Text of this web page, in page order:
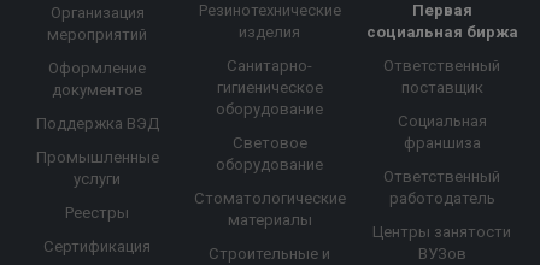
Организация
мероприятий
Оформление
документов
Поддержка ВЭД
Промышленные
услуги
Реестры
Сертификация
Резинотехнические
изделия
Санитарно-
гигиеническое
оборудование
Световое
оборудование
Стоматологические
материалы
Строительные и
Первая
социальная биржа
Ответственный
поставщик
Социальная
франшиза
Ответственный
работодатель
Центры занятости
ВУЗов